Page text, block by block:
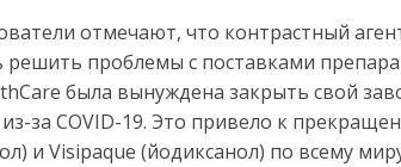
отмечают, что контрастный
проблемы с поставками
была вынуждена закрыть свой
за COVID-19. Это привело к
и Visipaque (йодиксанол) по всему